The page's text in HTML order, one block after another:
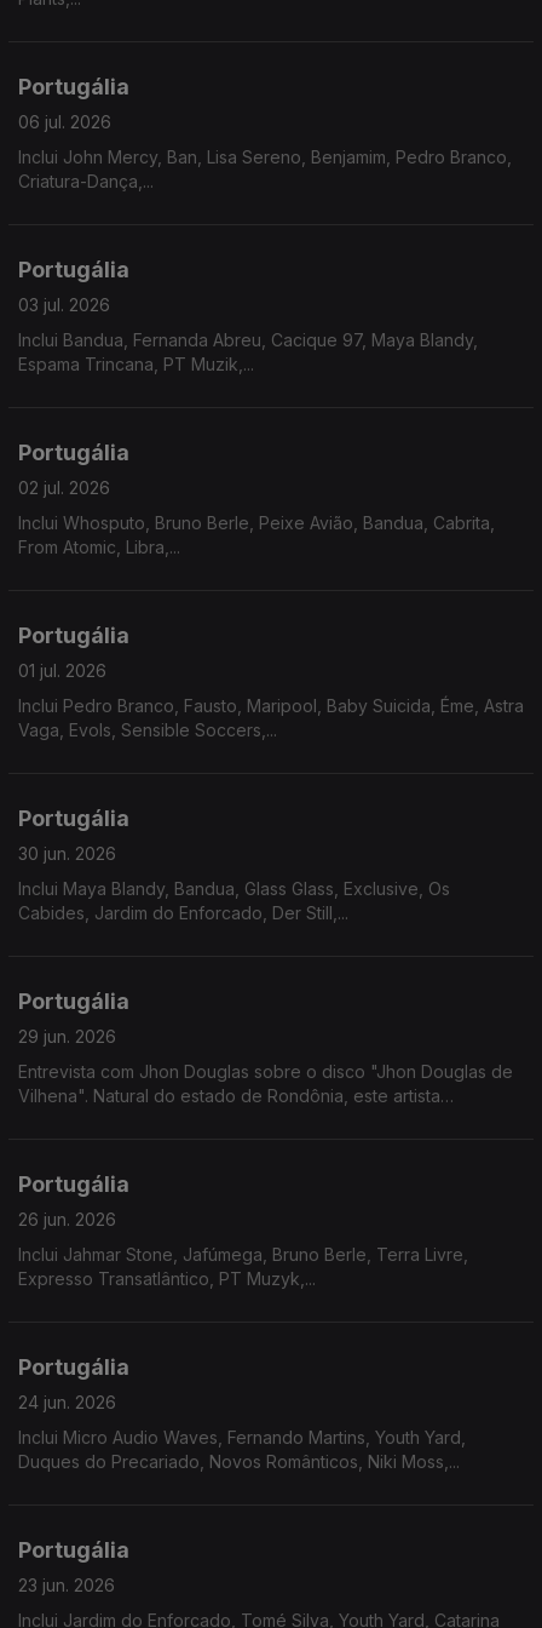
Portugália
06 jul. 2026
Inclui John Mercy, Ban, Lisa Sereno, Benjamim, Pedro Branco,
Criatura-Dança,...
Portugália
03 jul. 2026
Inclui Bandua, Fernanda Abreu, Cacique 97, Maya Blandy,
Espama Trincana, PT Muzik,...
Portugália
02 jul. 2026
Inclui Whosputo, Bruno Berle, Peixe Avião, Bandua, Cabrita,
From Atomic, Libra,...
Portugália
01 jul. 2026
Inclui Pedro Branco, Fausto, Maripool, Baby Suicida, Éme, Astra
Vaga, Evols, Sensible Soccers,...
Portugália
30 jun. 2026
Inclui Maya Blandy, Bandua, Glass Glass, Exclusive, Os
Cabides, Jardim do Enforcado, Der Still,...
Portugália
29 jun. 2026
Entrevista com Jhon Douglas sobre o disco "Jhon Douglas de
Vilhena". Natural do estado de Rondônia, este artista
Portugália
26 jun. 2026
Inclui Jahmar Stone, Jafúmega, Bruno Berle, Terra Livre,
Expresso Transatlântico, PT Muzyk,...
Portugália
24 jun. 2026
Inclui Micro Audio Waves, Fernando Martins, Youth Yard,
Duques do Precariado, Novos Românticos, Niki Moss,...
Portugália
23 jun. 2026
Inclui Jardim do Enforcado, Tomé Silva, Youth Yard, Catarina